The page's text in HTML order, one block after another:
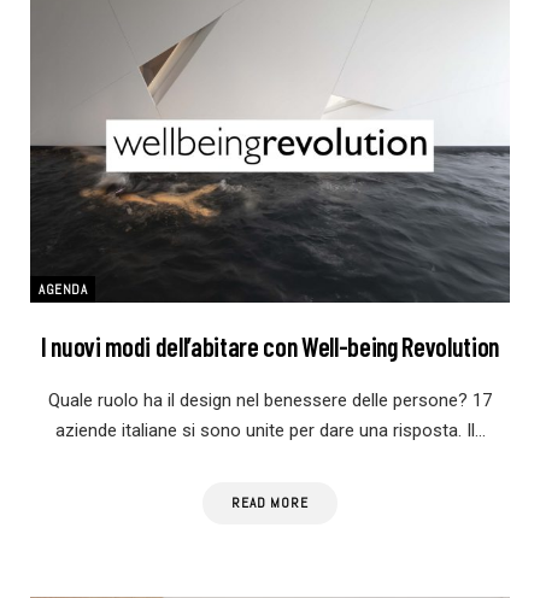
AGENDA
I nuovi modi dell’abitare con Well-being Revolution
Quale ruolo ha il design nel benessere delle persone? 17
aziende italiane si sono unite per dare una risposta. Il…
READ MORE